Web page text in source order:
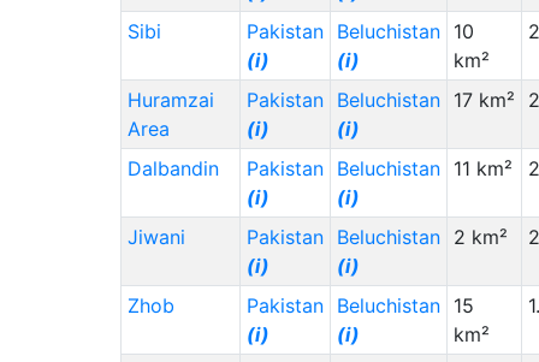
Sibi
Pakistan
(i)
Beluchistan
(i)
10
km²
Huramzai
Area
Pakistan
(i)
Beluchistan
(i)
17 km²
Dalbandin
Pakistan
(i)
Beluchistan
(i)
11 km²
Jiwani
Pakistan
(i)
Beluchistan
(i)
2 km²
Zhob
Pakistan
(i)
Beluchistan
(i)
15
km²